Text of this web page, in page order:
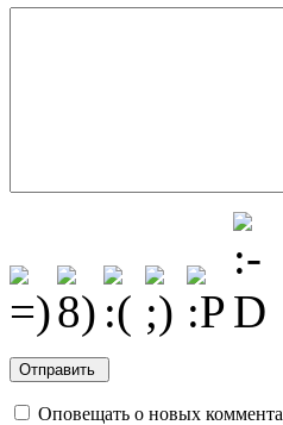
Оповещать о новых